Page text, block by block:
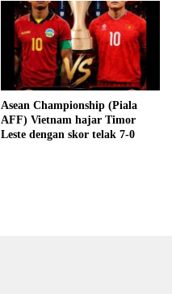
Asean Championship (Piala
AFF) Vietnam hajar Timor
Leste dengan skor telak 7-0